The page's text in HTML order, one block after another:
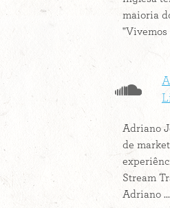
maioria
"Vivemos
Adriano
de
Stream
Adriano ...